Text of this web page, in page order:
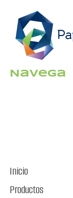
Navega
Inicio
Productos